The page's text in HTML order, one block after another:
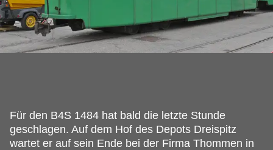
Für den B4S 1484 hat bald die letzte Stunde
geschlagen. Auf dem Hof des Depots Dreispitz
wartet er auf sein Ende bei der Firma Thommen in